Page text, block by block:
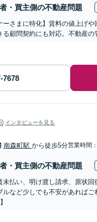
・買主側の不動産問題
ーさまに特化】賃料の値上げ
顧問契約にも対応。不動産
インタビューを見る
南森町駅 から徒歩5分営業時間
・買主側の不動産問題
未払い、明け渡し請求、原状
ルなど少しでも不安があれば